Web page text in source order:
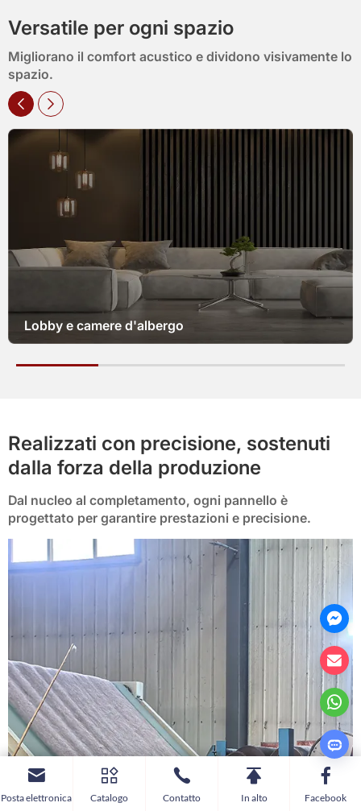
Versatile per ogni spazio
Migliorano il comfort acustico e dividono visivamente lo
spazio.
Sale riunioni e spazi di lavoro per uffici
Realizzati con precisione, sostenuti
dalla forza della produzione
Dal nucleo al completamento, ogni pannello è
progettato per garantire prestazioni e precisione.
Posta elettronica Catalogo Contatto In alto Facebook